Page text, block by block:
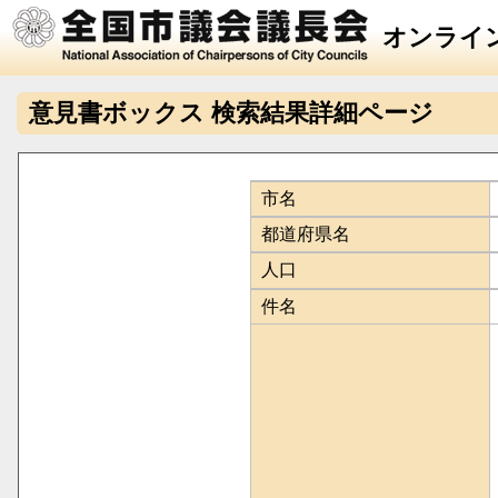
オンライ
意見書ボックス 検索結果詳細ページ
市名
都道府県名
人口
件名